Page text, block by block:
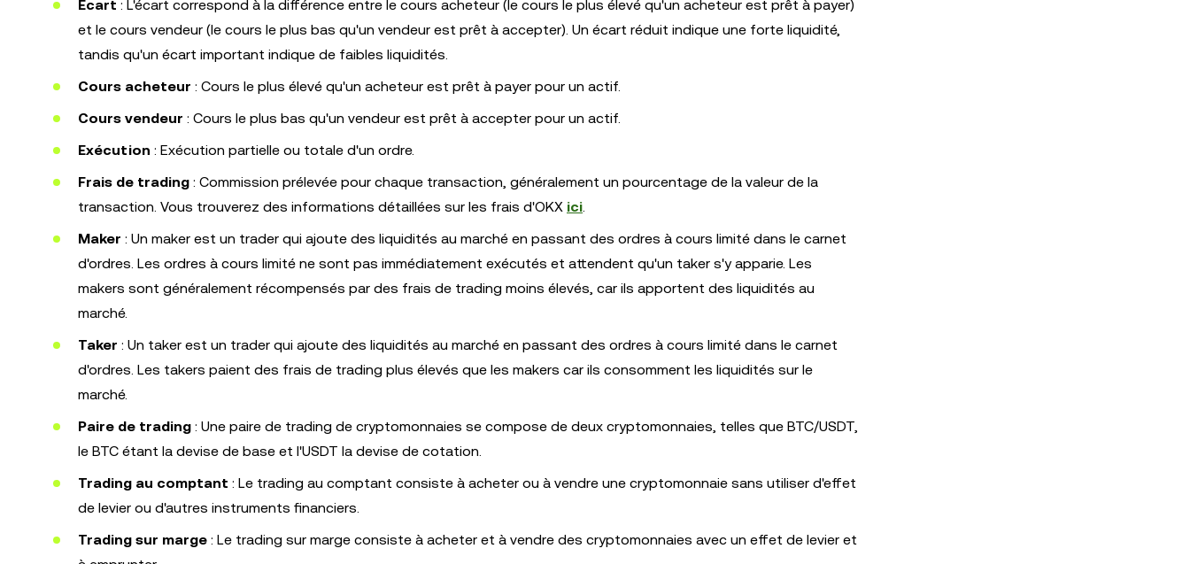
Écart : L'écart correspond à la différence entre le cours acheteur (le cours le plus élevé qu'un acheteur est prêt à payer)
et le cours vendeur (le cours le plus bas qu'un vendeur est prêt à accepter). Un écart réduit indique une forte liquidité,
tandis qu'un écart important indique de faibles liquidités.
Cours acheteur : Cours le plus élevé qu'un acheteur est prêt à payer pour un actif.
Cours vendeur : Cours le plus bas qu'un vendeur est prêt à accepter pour un actif.
Exécution : Exécution partielle ou totale d'un ordre.
Frais de trading : Commission prélevée pour chaque transaction, généralement un pourcentage de la valeur de la
transaction. Vous trouverez des informations détaillées sur les frais d'OKX ici.
Maker : Un maker est un trader qui ajoute des liquidités au marché en passant des ordres à cours limité dans le carnet
d'ordres. Les ordres à cours limité ne sont pas immédiatement exécutés et attendent qu'un taker s'y apparie. Les
makers sont généralement récompensés par des frais de trading moins élevés, car ils apportent des liquidités au
marché.
Taker : Un taker est un trader qui ajoute des liquidités au marché en passant des ordres à cours limité dans le carnet
d'ordres. Les takers paient des frais de trading plus élevés que les makers car ils consomment les liquidités sur le
marché.
Paire de trading : Une paire de trading de cryptomonnaies se compose de deux cryptomonnaies, telles que BTC/USDT,
le BTC étant la devise de base et l'USDT la devise de cotation.
Trading au comptant : Le trading au comptant consiste à acheter ou à vendre une cryptomonnaie sans utiliser d'effet
de levier ou d'autres instruments financiers.
Trading sur marge : Le trading sur marge consiste à acheter et à vendre des cryptomonnaies avec un effet de levier et